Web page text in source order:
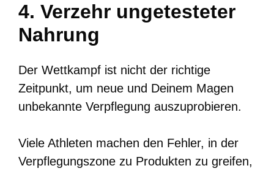
4. Verzehr ungetesteter
Nahrung
Der Wettkampf ist nicht der richtige
Zeitpunkt, um neue und Deinem Magen
unbekannte Verpflegung auszuprobieren.
Viele Athleten machen den Fehler, in der
Verpflegungszone zu Produkten zu greifen,